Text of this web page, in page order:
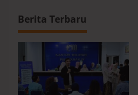
Berita Terbaru